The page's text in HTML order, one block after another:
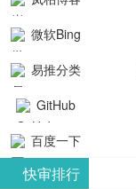
影网站！
视剧和2025
年最新电影
的在线观
看，快来碟
调电影网在
线观看最新
热门影视作
微软Bing
易推分类
目录网
GitHub
百度一下
快审排行